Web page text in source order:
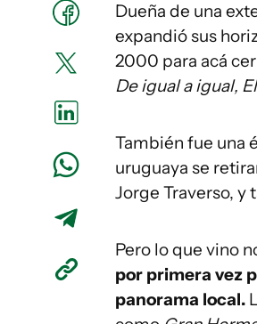
Dueña de una
expandió sus
2000 para acá
De igual a igual,
También fue una
uruguaya se
Jorge Traverso, y
Pero lo que vino
por primera vez
panorama local.